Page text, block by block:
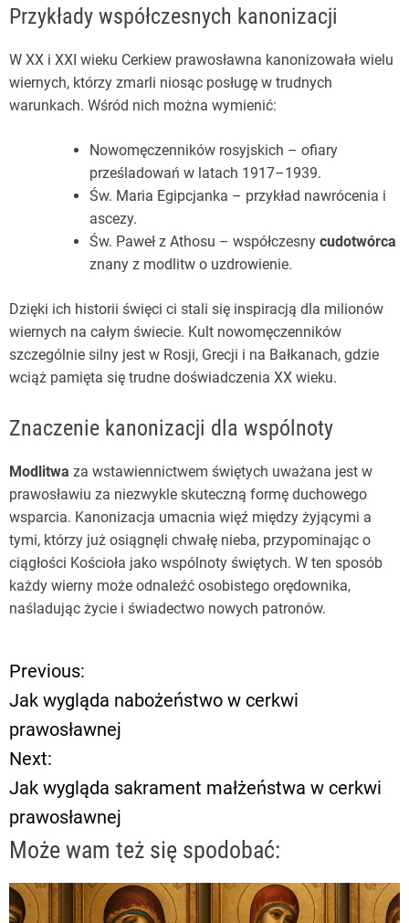
Przykłady współczesnych kanonizacji
W XX i XXI wieku Cerkiew prawosławna kanonizowała wielu
wiernych, którzy zmarli niosąc posługę w trudnych
warunkach. Wśród nich można wymienić:
Nowomęczenników rosyjskich – ofiary
prześladowań w latach 1917–1939.
Św. Maria Egipcjanka – przykład nawrócenia i
ascezy.
Św. Paweł z Athosu – współczesny cudotwórca
znany z modlitw o uzdrowienie.
Dzięki ich historii święci ci stali się inspiracją dla milionów
wiernych na całym świecie. Kult nowomęczenników
szczególnie silny jest w Rosji, Grecji i na Bałkanach, gdzie
wciąż pamięta się trudne doświadczenia XX wieku.
Znaczenie kanonizacji dla wspólnoty
Modlitwa za wstawiennictwem świętych uważana jest w
prawosławiu za niezwykle skuteczną formę duchowego
wsparcia. Kanonizacja umacnia więź między żyjącymi a
tymi, którzy już osiągnęli chwałę nieba, przypominając o
ciągłości Kościoła jako wspólnoty świętych. W ten sposób
każdy wierny może odnaleźć osobistego orędownika,
naśladując życie i świadectwo nowych patronów.
N
a
w
i
g
a
Previous:
Jak wygląda nabożeństwo w cerkwi
prawosławnej
Next:
Jak wygląda sakrament małżeństwa w cerkwi
prawosławnej
Może wam też się spodobać: